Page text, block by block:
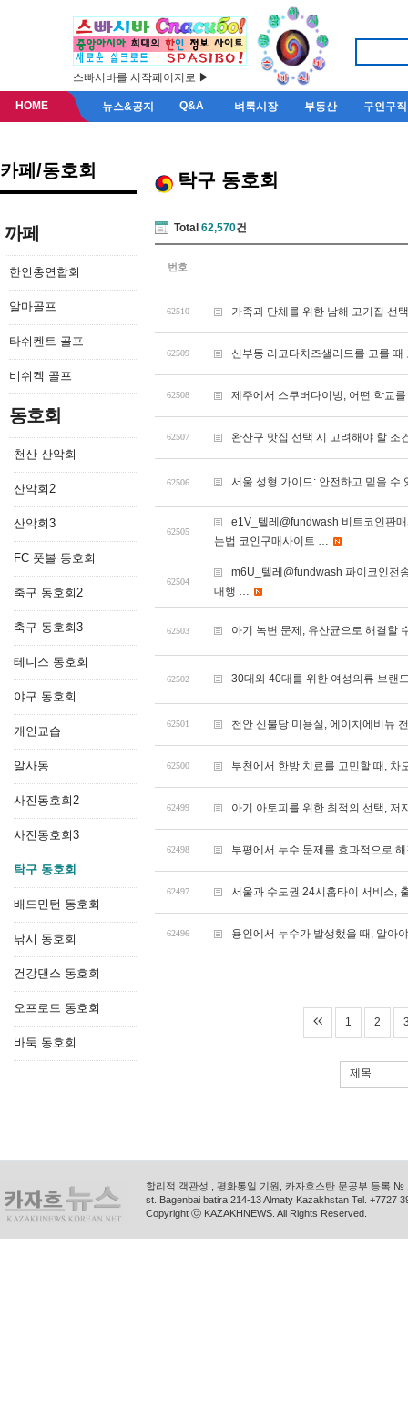
스빠시바를 시작페이지로 ▶
HOME 뉴스&공지 Q&A 벼룩시장 부동산 구인구직
카페/동호회
까페
한인총연합회
알마골프
타쉬켄트 골프
비쉬켁 골프
동호회
천산 산악회
산악회2
산악회3
FC 풋볼 동호회
축구 동호회2
축구 동호회3
테니스 동호회
야구 동호회
개인교습
알사동
사진동호회2
사진동호회3
탁구 동호회
배드민턴 동호회
낚시 동호회
건강댄스 동호회
오프로드 동호회
바둑 동호회
탁구 동호회
Total 62,570건
번호
62510 가족과 단체를 위한 남해 고기집 선
62509 신부동 리코타치즈샐러드를 고를 때
62508 제주에서 스쿠버다이빙, 어떤 학교
62507 완산구 맛집 선택 시 고려해야 할 조
62506 서울 성형 가이드: 안전하고 믿을 수
62505
e1V_텔레@fundwash 비트코인판
는법 코인구매사이트 …
62504
m6U_텔레@fundwash 파이코인전
대행 …
62503 아기 녹변 문제, 유산균으로 해결할
62502 30대와 40대를 위한 여성의류 브랜
62501 천안 신불당 미용실, 에이치에비뉴
62500 부천에서 한방 치료를 고민할 때, 차
62499 아기 아토피를 위한 최적의 선택, 저
62498 부평에서 누수 문제를 효과적으로
62497 서울과 수도권 24시홈타이 서비스,
62496 용인에서 누수가 발생했을 때, 알아
1 2
제목
합리적 객관성 , 평화통일 기원, 카자흐스탄 문공부 등록
st. Bagenbai batira 214-13 Almaty Kazakhstan Tel. +7727
Copyright ⓒ KAZAKHNEWS. All Rights Reserved.